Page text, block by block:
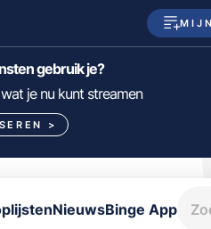
Prime Video
NPO Start
Pathé Thuis
gebruik je?
je nu kunt streamen
>
NieuwsBinge App